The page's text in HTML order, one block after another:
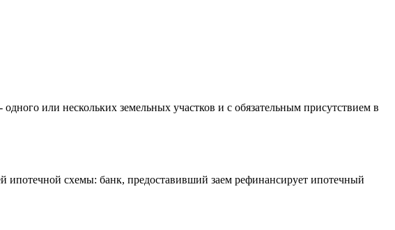
или нескольких земельных участков и с обязательным присутствием в
ипотечной схемы: банк, предоставивший заем рефинансирует ипотечный